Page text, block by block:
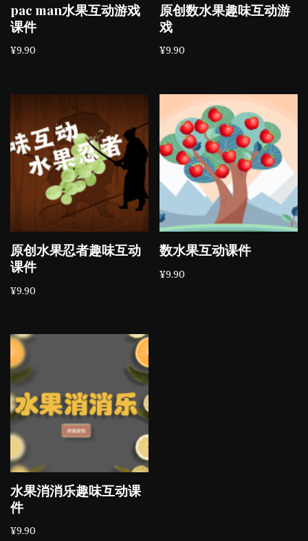
pac man水果互动游戏
课件
¥9.90
原创数水果趣味互动游
戏
¥9.90
原创水果忍者趣味互动
课件
¥9.90
数水果互动课件
¥9.90
水果消消乐趣味互动课
件
¥9.90